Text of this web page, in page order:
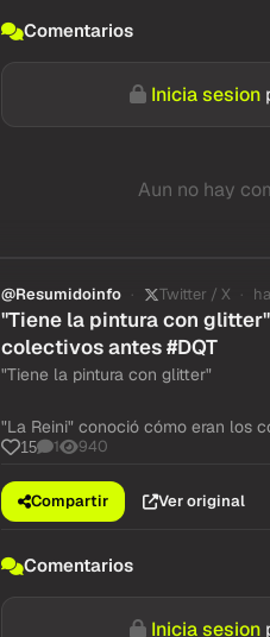
Comentarios
Inicia sesion
Aun no hay
@Resumidoinfo Twitter / X
"Tiene la pintura con
colectivos antes #DQT
"Tiene la pintura con glitter"
"La Reini" conoció cómo eran los
15 1 940
Compartir Ver original
Comentarios
Inicia sesion